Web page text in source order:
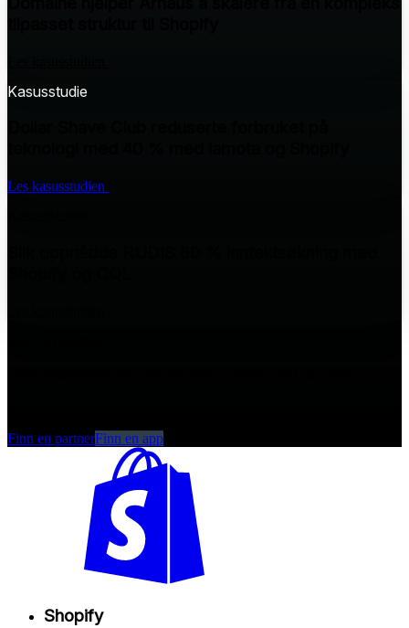
Kasusstudie
Les kasusstudien
Finn en partnerFinn en app
Shopify